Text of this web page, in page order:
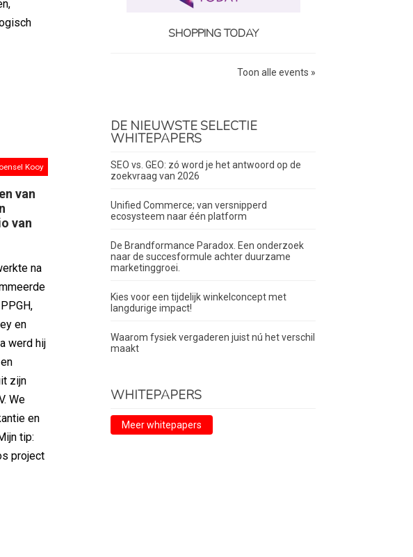
Kooy
van
van
na
en
werd hij
zijn
We
en
tip:
project
SHOPPING TODAY
Toon alle events »
DE NIEUWSTE SELECTIE
WHITEPAPERS
SEO vs. GEO: zó word je het antwoord op de
zoekvraag van 2026
Unified Commerce; van versnipperd
ecosysteem naar één platform
De Brandformance Paradox. Een onderzoek
naar de succesformule achter duurzame
marketinggroei.
Kies voor een tijdelijk winkelconcept met
langdurige impact!
Waarom fysiek vergaderen juist nú het verschil
maakt
WHITEPAPERS
Meer whitepapers